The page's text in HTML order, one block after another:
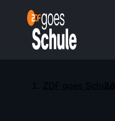
ZDF goes Schule